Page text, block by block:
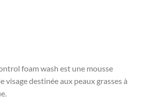
foam wash est une mousse
visage destinée aux peaux grasses à